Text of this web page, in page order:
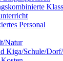
Personal
Natur
Kiga/Schule/